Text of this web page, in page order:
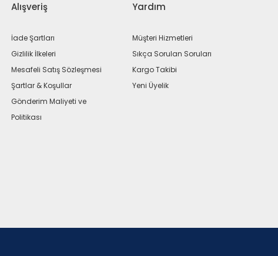
Alışveriş
İade Şartları
Gizlilik İlkeleri
Mesafeli Satış Sözleşmesi
Şartlar & Koşullar
Gönderim Maliyeti ve
Politikası
Yardım
Müşteri Hizmetleri
Sıkça Sorulan Soruları
Kargo Takibi
Yeni Üyelik